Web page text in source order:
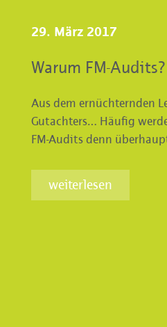
29. März 2017
Warum FM-Audits?
Aus dem ernüchternden
Gutachters… Häufig
FM-Audits denn
weiterlesen